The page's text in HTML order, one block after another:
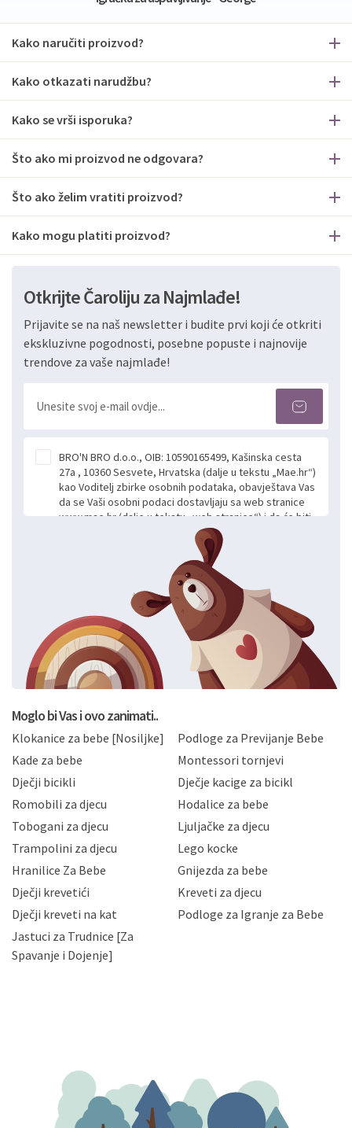
Kako naručiti proizvod?
Kako otkazati narudžbu?
Kako se vrši isporuka?
Što ako mi proizvod ne odgovara?
Što ako želim vratiti proizvod?
Kako mogu platiti proizvod?
Otkrijte Čaroliju za Najmlađe!
Prijavite se na naš newsletter i budite prvi koji će otkriti
ekskluzivne pogodnosti, posebne popuste i najnovije
trendove za vaše najmlađe!
BRO'N BRO d.o.o., OIB: 10590165499, Kašinska cesta
27a , 10360 Sesvete, Hrvatska (dalje u tekstu „Mae.hr“)
kao Voditelj zbirke osobnih podataka, obavještava Vas
da se Vaši osobni podaci dostavljaju sa web stranice
www.mae.hr (dalje u tekstu „web stranice“) i da će biti
obrađeni. Prihvaćanjem ove Izjave smatra se da
slobodno i izričito dajete privolu za prikupljanje i daljnju
obradu Vaših osobnih podataka koje ustupate Mae.hr
putem ovih web stranica u svrhu odgovora i daljnje
komunikacije na Vaš upit poslan kroz kontakt obrazac.
Radi se o dobrovoljnom davanju podataka te ovu
Izjavu niste dužni prihvatiti odnosno niste dužni unositi
svoje osobne podatke u jednu od prijavnih
formi/obrazaca dostupnih na ovim web stranicama.
BRO'N BRO d.o.o. će s Vašim osobnim podacima
postupati sukladno Općoj uredbi o zaštiti podataka
privatnosti i kolačića koju možete pročitati ovdje i
Hrvatske, a uvijek uz primjenu odgovarajućih tehničkih i
sigurnosnih mjera zaštite osobnih podataka od
neovlaštenog pristupa, zlouporabe, otkrivanja,
gubitka ili uništenja. Mae.hr štiti privatnost svojih
korisnika i posjetitelja web stranica, čuva povjerljivost
Vaših osobnih podataka te omogućava pristup i
priopćavanje osobnih podataka samo onim svojim
zaposlenicima kojima su isti potrebni radi provedbe
slučajevima koji su dozvoljeni zakonima. Napominjemo
da možete u svako doba, u potpunosti ili djelomice,
zatražiti prestanak aktivnosti obrade Vaših osobnih
podataka. Opoziv privole možete podnijeti poštom na
gore navedenu adresu ili e-mailom na adresu:
Moglo bi Vas i ovo zanimati..
Klokanice za bebe [Nosiljke]
Podloge za Previjanje Bebe
Kade za bebe
Montessori tornjevi
Dječji bicikli
Dječje kacige za bicikl
Romobili za djecu
Hodalice za bebe
Tobogani za djecu
Ljuljačke za djecu
Trampolini za djecu
Lego kocke
Hranilice Za Bebe
Gnijezda za bebe
Dječji krevetići
Kreveti za djecu
Dječji kreveti na kat
Podloge za Igranje za Bebe
Jastuci za Trudnice [Za
Spavanje i Dojenje]